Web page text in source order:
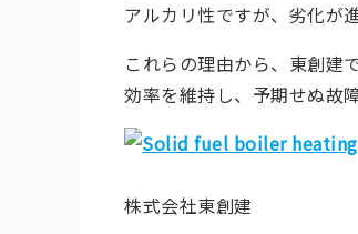
アルカリ性ですが、劣化が
これらの理由から、東創建
効率を維持し、予期せぬ故
株式会社東創建